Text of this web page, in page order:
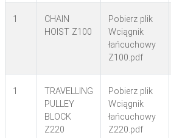
1
CHAIN
HOIST Z100
Pobierz plik
Wciągnik
łańcuchowy
Z100.pdf
1
TRAVELLING
PULLEY
BLOCK
Z220
Pobierz plik
Wciągnik
łańcuchowy
Z220.pdf